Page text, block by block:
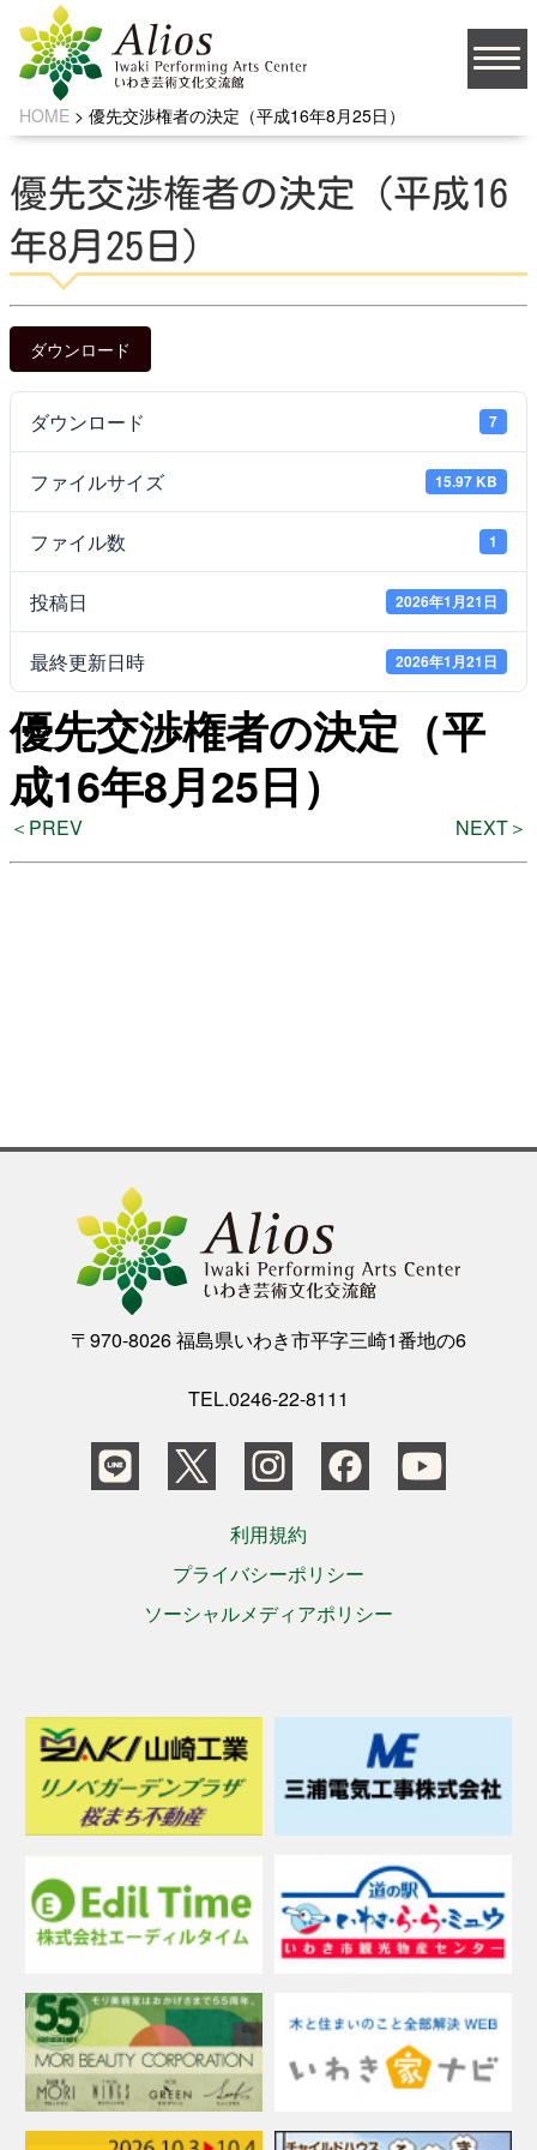
大
背景の色
ソーシャルメディア
よくある質問
スケジュール
アクセシビリティ
HOME > 優先交渉権者の決定（平成16年8月25日）
優先交渉権者の決定（平成16
年8月25日）
ダウンロード
ダウンロード 7
ファイルサイズ 15.97 KB
ファイル数 1
投稿日 2026年1月21日
最終更新日時 2026年1月21日
優先交渉権者の決定（平
成16年8月25日）
＜PREV NEXT＞
〒970-8026 福島県いわき市平字三崎1番地の6
TEL.0246-22-8111
利用規約
プライバシーポリシー
ソーシャルメディアポリシー